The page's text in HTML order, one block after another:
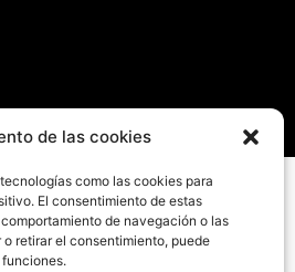
de las cookies
como las cookies para
El consentimiento de estas
de navegación o las
retirar el consentimiento, puede